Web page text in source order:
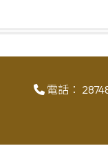
電話：